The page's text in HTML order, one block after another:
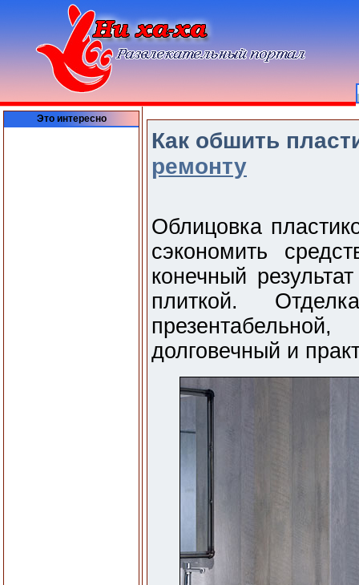
Это интересно
Как обшить
ремонту
Облицовка
сэкономить
конечный
плиткой.
долговечный и